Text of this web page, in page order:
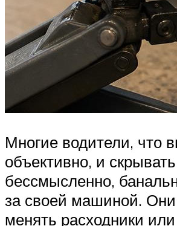
Многие водители, что
объективно, и
бессмысленно,
за своей машиной.
менять расходники